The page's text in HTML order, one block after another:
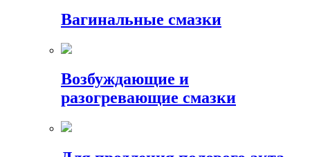
Вагинальные смазки
Возбуждающие и
разогревающие смазки